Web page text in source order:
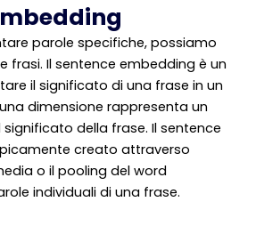
parole specifiche, possiamo
frasi. Il sentence embedding è un
il significato di una frase in un
dimensione rappresenta un
della frase. Il sentence
creato attraverso
o il pooling del word
individuali di una frase.